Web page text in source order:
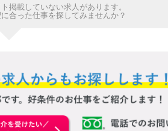
掲載していない求人があります。
合った仕事を探してみませんか？
お申込みはこちらから